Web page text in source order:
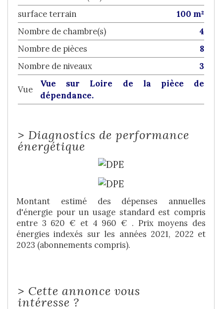
surface terrain
100 m²
Nombre de chambre(s)
4
Nombre de pièces
8
Nombre de niveaux
3
Vue
Vue sur Loire de la pièce de
dépendance.
> Diagnostics de performance
énergétique
Montant estimé des dépenses annuelles
d'énergie pour un usage standard est compris
entre 3 620 € et 4 960 € . Prix moyens des
énergies indexés sur les années 2021, 2022 et
2023 (abonnements compris).
> Cette annonce vous
intéresse ?